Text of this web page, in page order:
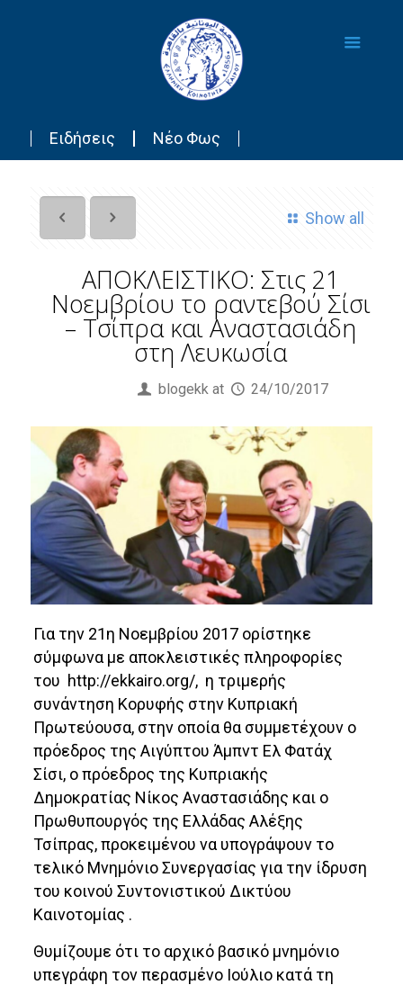
Ειδήσεις Νέο Φως
Show all
ΑΠΟΚΛΕΙΣΤΙΚΟ: Στις 21
Νοεμβρίου το ραντεβού Σίσι
– Τσίπρα και Αναστασιάδη
στη Λευκωσία
blogekk at 24/10/2017
Για την 21η Νοεμβρίου 2017 ορίστηκε
σύμφωνα με αποκλειστικές πληροφορίες
του http://ekkairo.org/, η τριμερής
συνάντηση Κορυφής στην Κυπριακή
Πρωτεύουσα, στην οποία θα συμμετέχουν ο
πρόεδρος της Αιγύπτου Άμπντ Ελ Φατάχ
Σίσι, ο πρόεδρος της Κυπριακής
Δημοκρατίας Νίκος Αναστασιάδης και ο
Πρωθυπουργός της Ελλάδας Αλέξης
Τσίπρας, προκειμένου να υπογράψουν το
τελικό Μνημόνιο Συνεργασίας για την ίδρυση
του κοινού Συντονιστικού Δικτύου
Καινοτομίας .
Θυμίζουμε ότι το αρχικό βασικό μνημόνιο
υπεγράφη τον περασμένο Ιούλιο κατά τη